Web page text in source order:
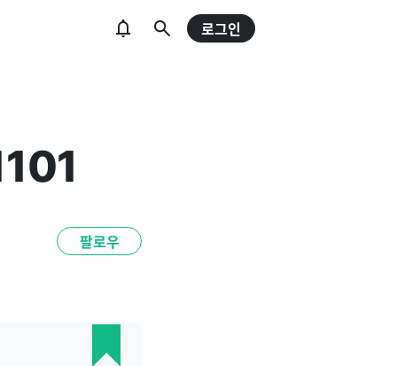
로그인
팔로우